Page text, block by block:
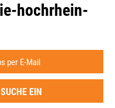
hochrhein-
per E-Mail
EIN